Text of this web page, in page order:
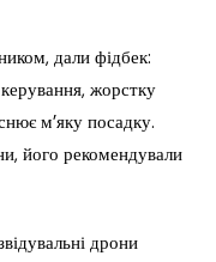
дали фідбек:
жорстку
м’яку посадку.
його рекомендували
дрони